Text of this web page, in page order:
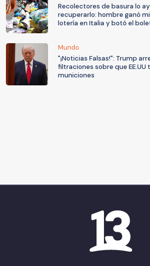
Recolectores de basura lo
recuperarlo: hombre ganó
lotería en Italia y botó el
Mundo
"¡Noticias Falsas!": Trump
filtraciones sobre que EE.UU
municiones